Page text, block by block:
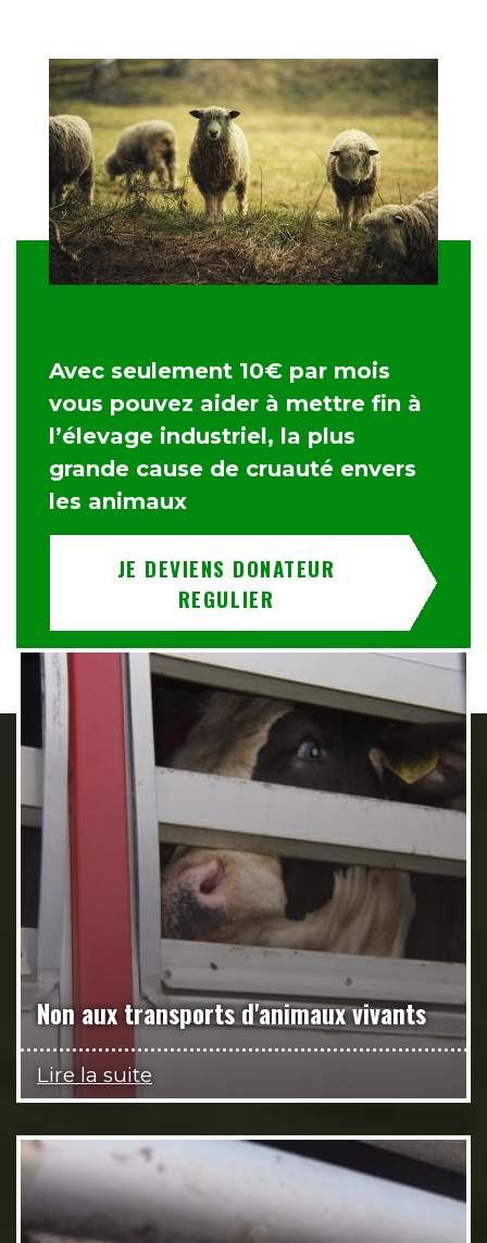
Avec seulement 10€ par mois
vous pouvez aider à mettre fin à
l’élevage industriel, la plus
grande cause de cruauté envers
les animaux
JE DEVIENS DONATEUR
REGULIER
Non aux transports d'animaux vivants
Lire la suite